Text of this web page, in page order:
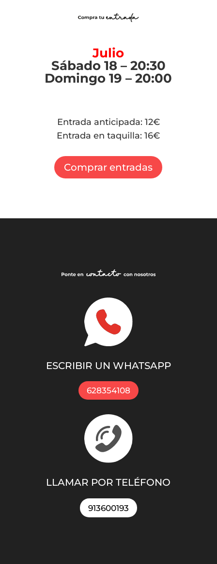
Julio
Sábado 18 – 20:30
Domingo 19 – 20:00
Entrada anticipada: 12€
Entrada en taquilla: 16€
Comprar entradas
ESCRIBIR UN WHATSAPP
628354108
LLAMAR POR TELÉFONO
913600193